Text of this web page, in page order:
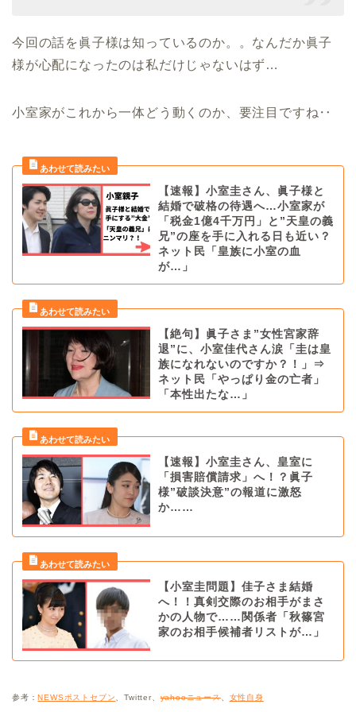
今回の話を眞子様は知っているのか。。なんだか眞子
様が心配になったのは私だけじゃないはず…
小室家がこれから一体どう動くのか、要注目ですね‥
【速報】小室圭さん、眞子様と
結婚で破格の待遇へ…小室家が
「税金1億4千万円」と”天皇の義
兄”の座を手に入れる日も近い？
ネット民「皇族に小室の血
が…」
【絶句】眞子さま”女性宮家辞
退”に、小室佳代さん涙「圭は皇
族になれないのですか？！」⇒
ネット民「やっぱり金の亡者」
「本性出たな…」
【速報】小室圭さん、皇室に
「損害賠償請求」へ！？眞子
様”破談決意”の報道に激怒
か……
【小室圭問題】佳子さま結婚
へ！！真剣交際のお相手がまさ
かの人物で……関係者「秋篠宮
家のお相手候補者リストが…」
参考：NEWSポストセブン、Twitter、yahooニュース、 女性自身